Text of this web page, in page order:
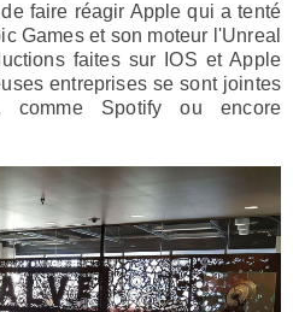
faire réagir Apple qui a tenté
Games et son moteur l'Unreal
faites sur IOS et Apple
entreprises se sont jointes
comme Spotify ou encore